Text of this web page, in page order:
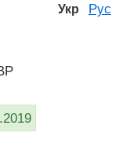
Укр Рус